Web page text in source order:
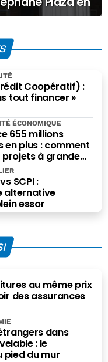
le réseau
Coopératif) :
tout financer »
655 millions
en plus : comment
projets à grande
ÉCONOMIQUE
SCPI :
alternative
essor
au même prix
des assurances
dans
: le
pied du mur